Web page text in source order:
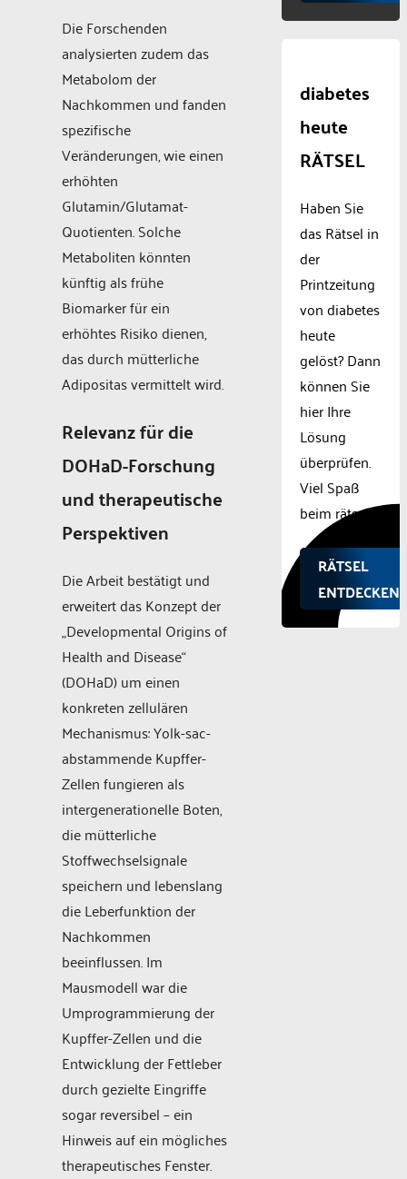
Die Forschenden
analysierten zudem das
Metabolom der
Nachkommen und fanden
spezifische
Veränderungen, wie einen
erhöhten
Glutamin/Glutamat-
Quotienten. Solche
Metaboliten könnten
künftig als frühe
Biomarker für ein
erhöhtes Risiko dienen,
das durch mütterliche
Adipositas vermittelt wird.
Relevanz für die
DOHaD-Forschung
und therapeutische
Perspektiven
Die Arbeit bestätigt und
erweitert das Konzept der
„Developmental Origins of
Health and Disease“
(DOHaD) um einen
konkreten zellulären
Mechanismus: Yolk-sac-
abstammende Kupffer-
Zellen fungieren als
intergenerationelle Boten,
die mütterliche
Stoffwechselsignale
speichern und lebenslang
die Leberfunktion der
Nachkommen
beeinflussen. Im
Mausmodell war die
Umprogrammierung der
Kupffer-Zellen und die
Entwicklung der Fettleber
durch gezielte Eingriffe
sogar reversibel – ein
Hinweis auf ein mögliches
therapeutisches Fenster.
diabetes
heute
RÄTSEL
Haben Sie
das Rätsel in
der
Printzeitung
von diabetes
heute
gelöst? Dann
können Sie
hier Ihre
Lösung
überprüfen.
Viel Spaß
beim rätseln.
RÄTSEL
ENTDECKEN!